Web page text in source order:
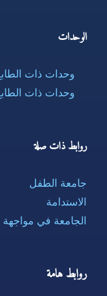
الوحدات
وحدات ذات
وحدات ذات
روابط ذات صلة
جامعة الطفل
الاستدامة
الجامعة في
روابط هامة